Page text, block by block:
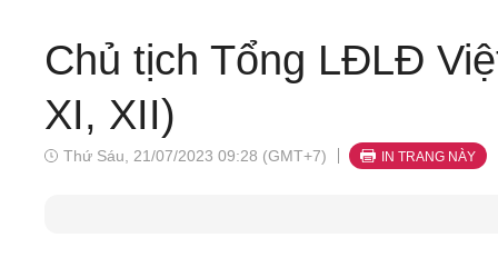
Chủ tịch Tổng LĐLĐ
XI, XII)
Thứ Sáu, 21/07/2023 09:28 (GMT+7) IN TRANG NÀY